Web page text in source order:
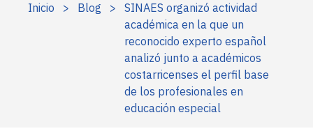
Inicio > Blog >
SINAES organizó actividad
académica en la que un
reconocido experto español
analizó junto a académicos
costarricenses el perfil base
de los profesionales en
educación especial